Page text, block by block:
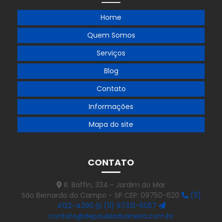
Empresa de importação da china
Empresa de importação por encomenda
Empresa de importação de equipamentos industriais
Empresa de importação e exportação
Empresa de importação e exportação no brasil
Empresa de importação e exportação em são paulo
Empresa de importação de peças automotivas
Empresa de logística e transporte de cargas
Empresa que aplica benefícios fiscais de icms na importação
Home
Quem Somos
Serviços
Blog
Contato
Informações
Mapa do site
CONTATO
R. Baffin, 334 - Jardim do Mar
São Bernardo do Campo - SP CEP: 09750-620
(11)
4122-4290
(11) 97331-6057
contato@depaulaaduaneira.com.br